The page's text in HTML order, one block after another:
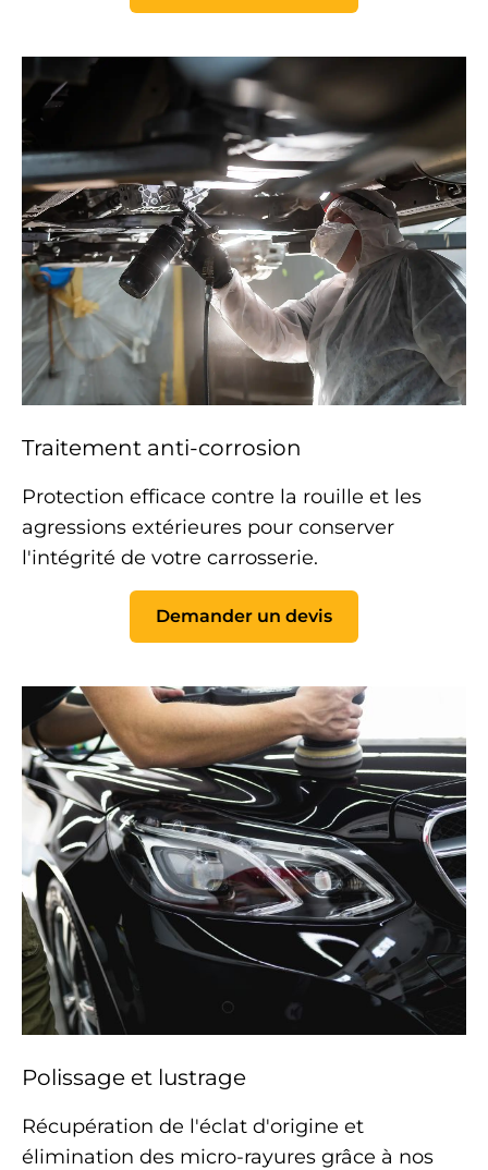
Traitement anti-corrosion
Protection efficace contre la rouille et les
agressions extérieures pour conserver
l'intégrité de votre carrosserie.
Demander un devis
Polissage et lustrage
Récupération de l'éclat d'origine et
élimination des micro-rayures grâce à nos